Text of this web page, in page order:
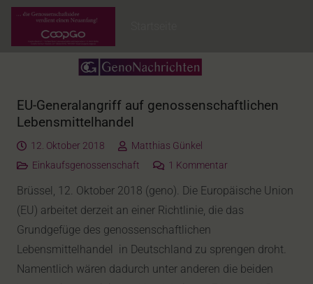
EU-Generalangriff auf genossenschaftlichen
Lebensmittelhandel
12. Oktober 2018
Matthias Günkel
Einkaufsgenossenschaft
1 Kommentar
Brüssel, 12. Oktober 2018 (geno). Die Europäische Union
(EU) arbeitet derzeit an einer Richtlinie, die das
Grundgefüge des genossenschaftlichen
Lebensmittelhandel in Deutschland zu sprengen droht.
Namentlich wären dadurch unter anderen die beiden